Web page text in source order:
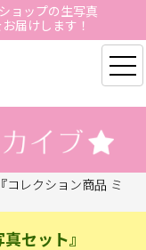
ョップの生写真
届けします！
Hello Project Official
『コレクション商品 ミ
セット』